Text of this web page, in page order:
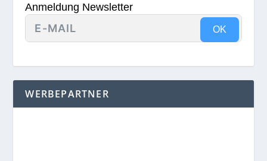
Anmeldung Newsletter
OK
WERBEPARTNER